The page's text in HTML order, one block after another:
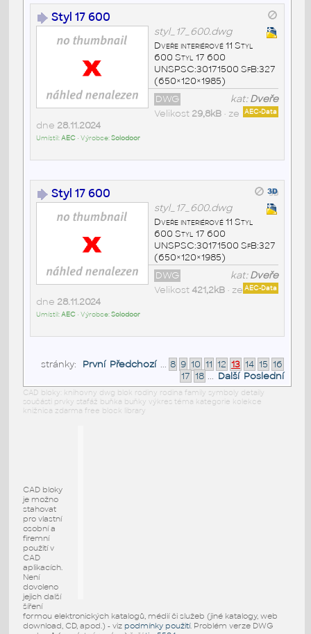
Styl 17 600
styl_17_600.dwg
Dveře interiérové 11 Styl
600 Styl 17 600
UNSPSC:30171500 SfB:327
(650×120×1985)
kat:Dveře
DWG
AEC-Data
Velikost 29,8kB• ze
dne 28.11.2024
Umístil:AEC• Výrobce:Solodoor
Styl 17 600
styl_17_600.dwg
Dveře interiérové 11 Styl
600 Styl 17 600
UNSPSC:30171500 SfB:327
(650×120×1985)
kat:Dveře
DWG
AEC-Data
Velikost 421,2kB• ze
dne 28.11.2024
Umístil:AEC• Výrobce:Solodoor
stránky: První Předchozí... 8 9 10 11 12 13 14 15 16
17 18 ... Další Poslední
CAD bloky: knihovny dwg blok rodiny rodina family symboly detaily
součásti prvky stafáž buňka buňky výkres téma kategorie kolekce
knižnica zdarma free block library
CAD bloky
je možno
stahovat
pro vlastní
osobní a
firemní
použití v
CAD
aplikacích.
Není
dovoleno
jejich další
šíření
formou elektronických katalogů, médií či služeb (jiné katalogy, web
download, CD, apod.) - viz podmínky použití. Problém verze DWG